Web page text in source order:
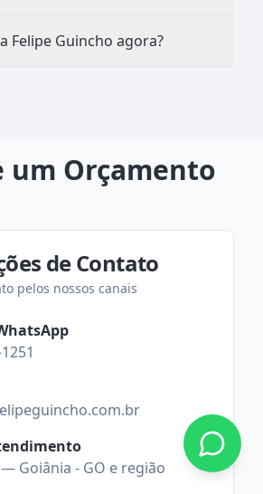
Felipe Guincho agora?
um Orçamento
de Contato
pelos nossos canais
Goiânia - GO e região